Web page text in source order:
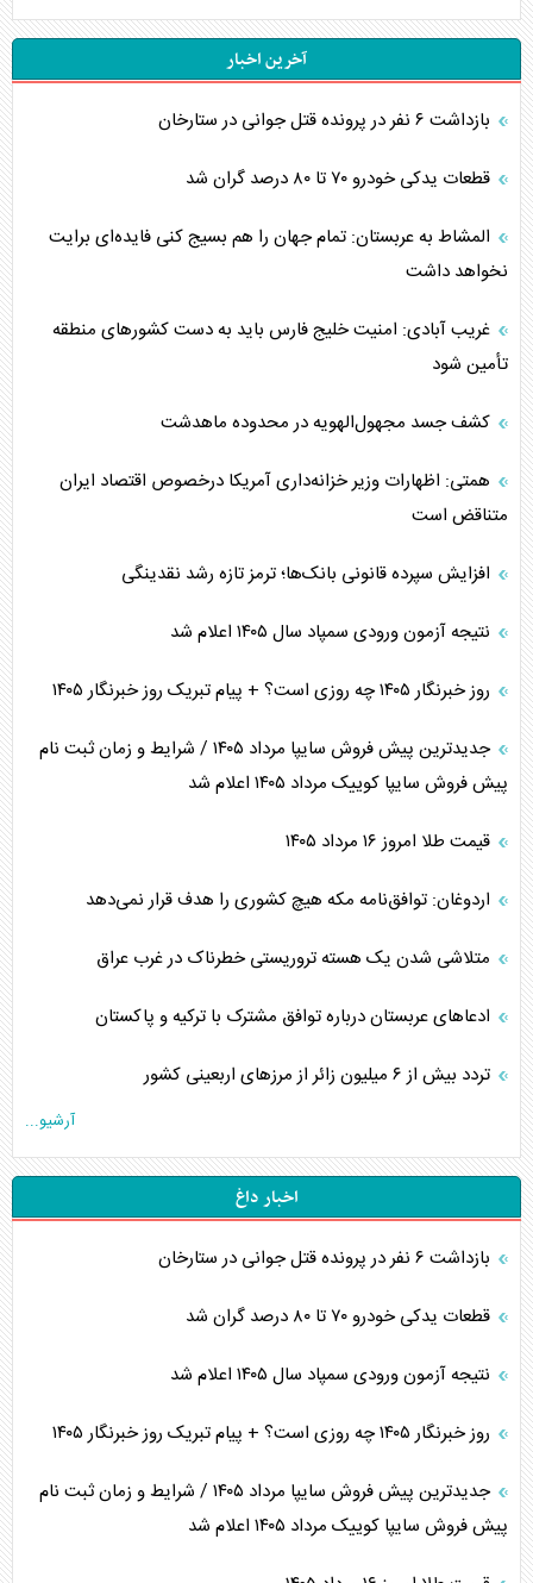
آخرین اخبار
بازداشت ۶ نفر در پرونده قتل جوانی در ستارخان
قطعات یدکی خودرو ۷۰ تا ۸۰ درصد گران شد
المشاط به عربستان: تمام جهان را هم بسیج کنی فایده‌ای برایت
نخواهد داشت
غریب آبادی: امنیت خلیج فارس باید به دست کشورهای منطقه
تأمین شود
کشف جسد مجهول‌الهویه در محدوده ماهدشت
همتی: اظهارات وزیر خزانه‌داری آمریکا درخصوص اقتصاد ایران
متناقض است
افزایش سپرده قانونی بانک‌ها؛ ترمز تازه رشد نقدینگی
نتیجه آزمون ورودی سمپاد سال ۱۴۰۵ اعلام شد
روز خبرنگار ۱۴۰۵ چه روزی است؟ + پیام تبریک روز خبرنگار ۱۴۰۵
جدیدترین پیش فروش سایپا مرداد ۱۴۰۵ / شرایط و زمان ثبت نام
پیش فروش سایپا کوییک مرداد ۱۴۰۵ اعلام شد
قیمت طلا امروز ۱۶ مرداد ۱۴۰۵
اردوغان: توافق‌نامه مکه هیچ کشوری را هدف قرار نمی‌دهد
متلاشی شدن یک هسته تروریستی خطرناک در غرب عراق
ادعاهای عربستان درباره توافق مشترک با ترکیه و پاکستان
تردد بیش از ۶ میلیون زائر از مرزهای اربعینی کشور
آرشیو...
اخبار داغ
بازداشت ۶ نفر در پرونده قتل جوانی در ستارخان
قطعات یدکی خودرو ۷۰ تا ۸۰ درصد گران شد
نتیجه آزمون ورودی سمپاد سال ۱۴۰۵ اعلام شد
روز خبرنگار ۱۴۰۵ چه روزی است؟ + پیام تبریک روز خبرنگار ۱۴۰۵
جدیدترین پیش فروش سایپا مرداد ۱۴۰۵ / شرایط و زمان ثبت نام
پیش فروش سایپا کوییک مرداد ۱۴۰۵ اعلام شد